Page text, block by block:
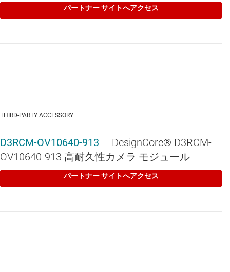
処理機能内蔵シングルチップ 60GHz ～ 64GHz インテ
リジェント ミリ波センサ
パートナー サイトへアクセス
THIRD-PARTY ACCESSORY
D3RCM-OV10640-913 — DesignCore® D3RCM-
OV10640-913 高耐久性カメラ モジュール
パートナー サイトへアクセス